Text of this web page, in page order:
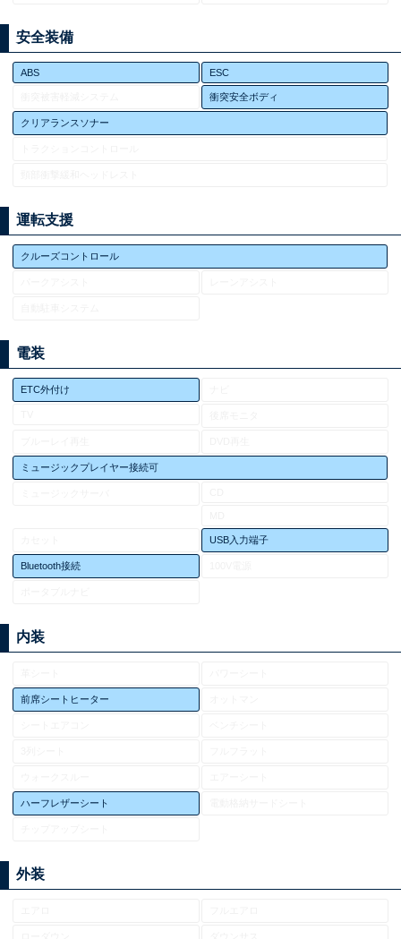
安全装備
ABS ESC
衝突安全ボディ
クリアランスソナー
運転支援
クルーズコントロール
電装
ETC外付け
ミュージックプレイヤー接続可
USB入力端子
Bluetooth接続
内装
前席シートヒーター
ハーフレザーシート
外装